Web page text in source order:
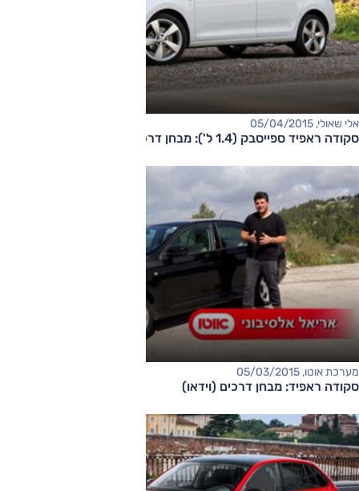
אלי שאולי, 05/04/2015
סקודה ראפיד ספייסבק (1.4 ל'): מבחן דרכים
מערכת אוטו, 05/03/2015
סקודה ראפיד: מבחן דרכים (וידאו)